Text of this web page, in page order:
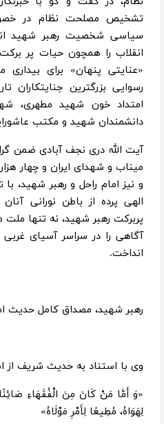
تشخیص مصلحت نظام در
سیاسی شخصیت رهبر شهید
انقلاب را همچون حیات پر
«عنایتی پنهان» برای
رسوایی بزرگترین جنایتکاران
امتداد خون شهید مطهری،
دانشمندان شهید و مکتب
آیت الله دری نجف آبادی ضمن
میناب و شهدای ایران و چهار
و نیز امام راحل و رهبر شهید،
الهی پرده از باطن نورانی
پربرکت رهبر شهید، نه تنها ملت
آگاهی را در سراسر آسیای غربی
انداخت.
رهبر شهید، مصداق کامل حدیث
وی با استناد به حدیث شریف از
«وَ أَمَّا مَنْ کَانَ مِنَ الْفُقَهَاءِ
لِهَوَاهُ، مُطِیعًا لِأَمْرِ مَوْلَاهُ»